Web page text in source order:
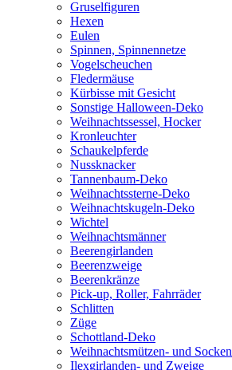
Gruselfiguren
Hexen
Eulen
Spinnen, Spinnennetze
Vogelscheuchen
Fledermäuse
Kürbisse mit Gesicht
Sonstige Halloween-Deko
Weihnachtssessel, Hocker
Kronleuchter
Schaukelpferde
Nussknacker
Tannenbaum-Deko
Weihnachtssterne-Deko
Weihnachtskugeln-Deko
Wichtel
Weihnachtsmänner
Beerengirlanden
Beerenzweige
Beerenkränze
Pick-up, Roller, Fahrräder
Schlitten
Züge
Schottland-Deko
Weihnachtsmützen- und Socken
Ilexgirlanden- und Zweige